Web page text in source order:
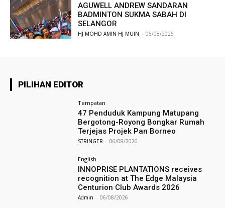
AGUWELL ANDREW SANDARAN
BADMINTON SUKMA SABAH DI
SELANGOR
HJ MOHD AMIN HJ MUIN - 06/08/2026
PILIHAN EDITOR
Tempatan
47 Penduduk Kampung Matupang
Bergotong-Royong Bongkar Rumah
Terjejas Projek Pan Borneo
STRINGER - 06/08/2026
English
INNOPRISE PLANTATIONS receives
recognition at The Edge Malaysia
Centurion Club Awards 2026
Admin - 06/08/2026